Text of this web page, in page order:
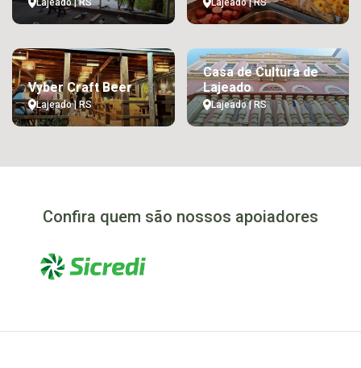
Lajeado | RS Lajeado | RS
Vyber Craft Beer
Lajeado | RS
Casa de Cultura de
Lajeado
Lajeado | RS
Confira quem são nossos apoiadores